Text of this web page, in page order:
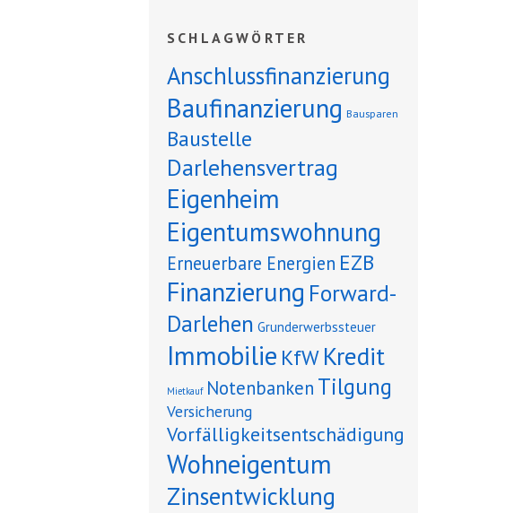
SCHLAGWÖRTER
Anschlussfinanzierung
Baufinanzierung Bausparen
Baustelle
Darlehensvertrag
Eigenheim
Eigentumswohnung
Erneuerbare Energien EZB
Finanzierung Forward-
Darlehen Grunderwerbssteuer
Immobilie KfWKredit
Mietkauf Notenbanken Tilgung
Versicherung
Vorfälligkeitsentschädigung
Wohneigentum
Zinsentwicklung